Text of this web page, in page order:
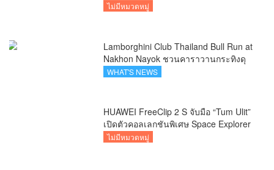
ไม่มีหมวดหมู่
Lamborghini Club Thailand Bull Run at
Nakhon Nayok ชวนคาราวานกระทิงดุ
สัมผัสธรรมชาติเมืองรอง ณ นครนายก
WHAT'S NEWS
HUAWEI FreeClip 2 S จับมือ “Tum Ulit”
เปิดตัวคอลเลกชันพิเศษ Space Explorer
ถ่ายทอดศิลปะบนเคสหูฟัง
ไม่มีหมวดหมู่